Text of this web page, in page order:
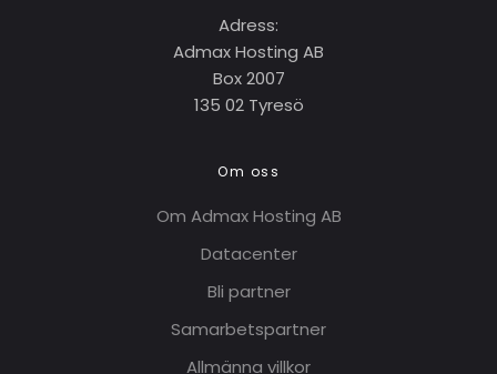
Adress:
Admax Hosting AB
Box 2007
135 02 Tyresö
Om oss
Om Admax Hosting AB
Datacenter
Bli partner
Samarbetspartner
Allmänna villkor